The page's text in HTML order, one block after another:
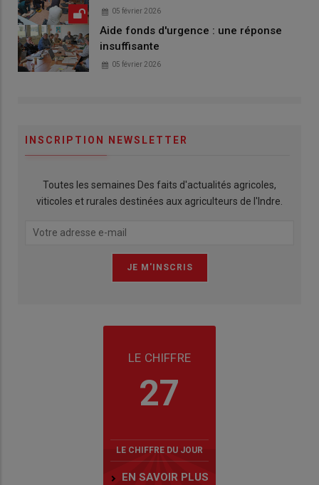
05 février 2026
Aide fonds d'urgence : une réponse
insuffisante
05 février 2026
INSCRIPTION NEWSLETTER
Toutes les semaines Des faits d'actualités agricoles,
viticoles et rurales destinées aux agriculteurs de l'Indre.
LE CHIFFRE
27
LE CHIFFRE DU JOUR
EN SAVOIR PLUS